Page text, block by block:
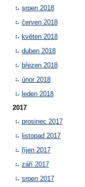
srpen 2018
červen 2018
květen 2018
duben 2018
březen 2018
únor 2018
leden 2018
2017
prosinec 2017
listopad 2017
říjen 2017
září 2017
srpen 2017